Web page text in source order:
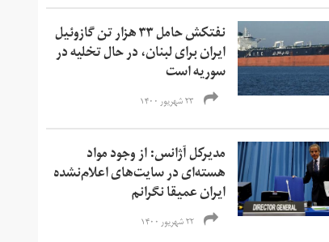
نفتکش حامل ۳۳ هزار تن گازوئیل
ایران برای لبنان، در حال تخلیه در
سوریه است
۲۳ شهریور ۱۴۰۰
مدیرکل آژانس: از وجود مواد
هسته‌ای در سایت‌های اعلام‌نشده
ایران عمیقا نگرانم
۲۲ شهریور ۱۴۰۰